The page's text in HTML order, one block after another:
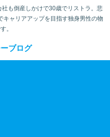
も倒産しかけで30歳でリストラ。悲
ャリアアップを目指す独身男性の物
。